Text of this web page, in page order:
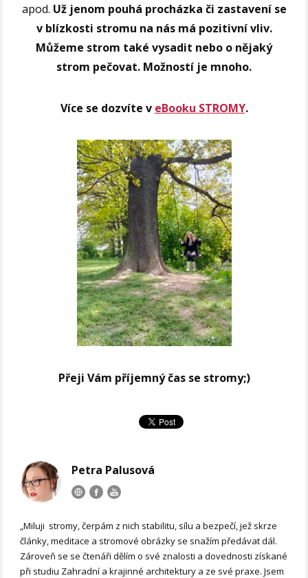
apod. Už jenom pouhá procházka či zastavení se
v blízkosti stromu na nás má pozitivní vliv.
Můžeme strom také vysadit nebo o nějaký
strom pečovat. Možností je mnoho.
Více se dozvíte v eBooku STROMY.
Přeji Vám příjemný čas se stromy;)
Petra Palusová
„Miluji stromy, čerpám z nich stabilitu, sílu a bezpečí, jež skrze
články, meditace a stromové obrázky se snažím předávat dál.
Zároveň se se čtenáři dělím o své znalosti a dovednosti získané
při studiu Zahradní a krajinné architektury a ze své praxe. Jsem